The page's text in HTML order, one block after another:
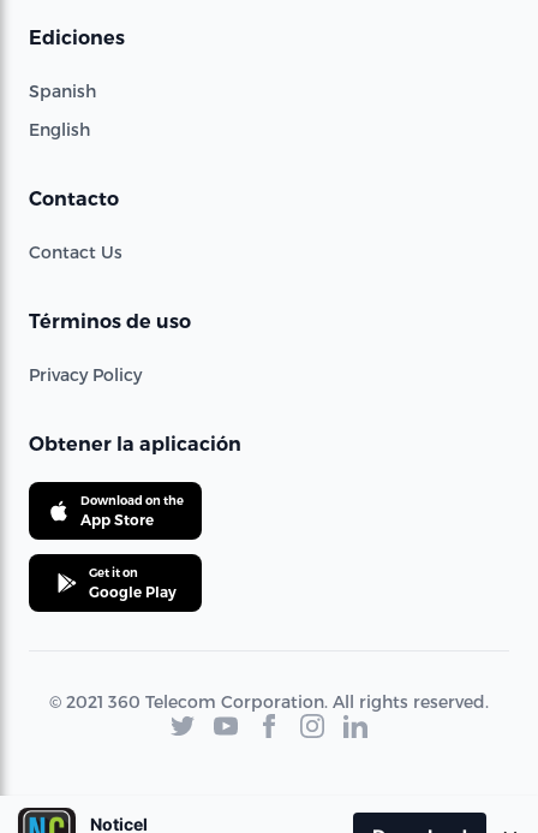
Ediciones
Spanish
English
Contacto
Contact Us
Términos de uso
Privacy Policy
Obtener la aplicación
Download on the
App Store
Get it on
Google Play
© 2021 360 Telecom Corporation. All rights reserved.
Noticel